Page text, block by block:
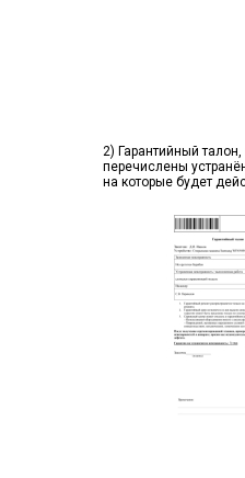
2) Гарантийный талон,
перечислены
на которые будет